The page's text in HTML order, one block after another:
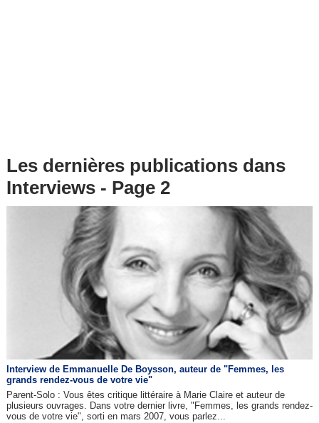
Les dernières publications dans
Interviews - Page 2
Interview de Emmanuelle De Boysson, auteur de "Femmes, les
grands rendez-vous de votre vie"
Parent-Solo : Vous êtes critique littéraire à Marie Claire et auteur de
plusieurs ouvrages. Dans votre dernier livre, "Femmes, les grands rendez-
vous de votre vie", sorti en mars 2007, vous parlez...